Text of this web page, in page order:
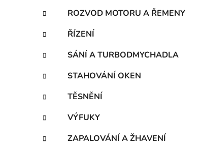
ROZVOD MOTORU A ŘEMENY
ŘÍZENÍ
SÁNÍ A TURBODMYCHADLA
STAHOVÁNÍ OKEN
TĚSNĚNÍ
VÝFUKY
ZAPALOVÁNÍ A ŽHAVENÍ